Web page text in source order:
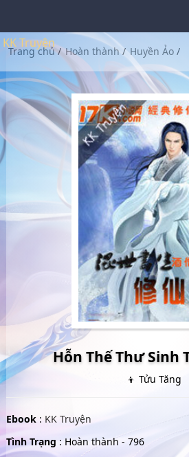
KK Truyện
Trang chủ/ Hoàn thành/ Huyền Ảo/
Hỗn Thế Thư Sinh
👦 Tửu Tăng
Ebook : KK Truyện
Tình Trạng : Hoàn thành - 796